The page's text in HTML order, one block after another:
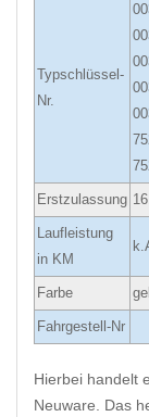
Typschlüssel-
Nr.
Erstzulassung
Laufleistung
in KM
Farbe
Fahrgestell-Nr
Hierbei handelt
Neuware. Das